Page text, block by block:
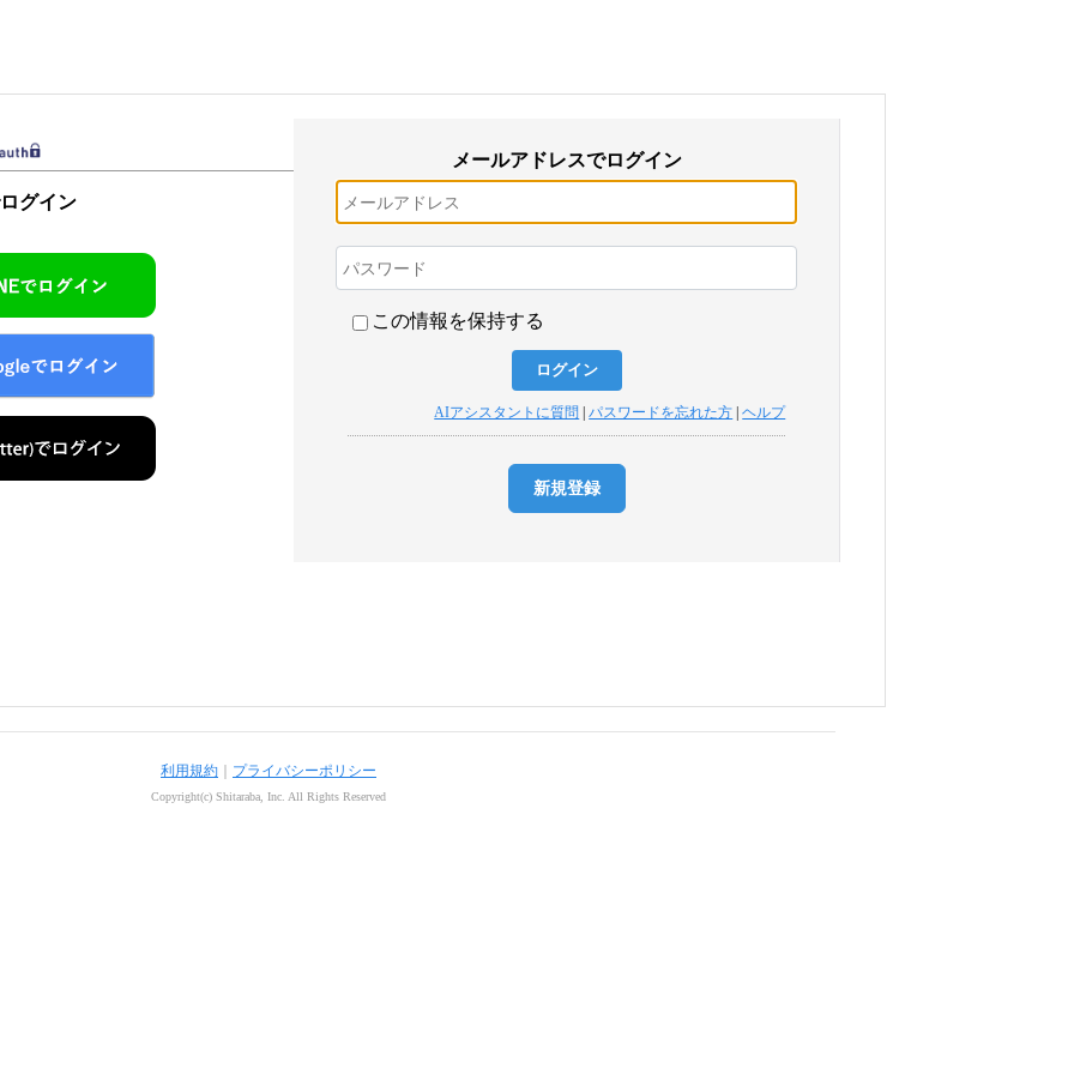
グイン
メールアドレスでログイン
この情報を保持する
AIアシスタントに質問 |パスワードを忘れた方 |ヘルプ
新規登録
利用規約 プライバシーポリシー
Copyright(c) Shitaraba, Inc. All Rights Reserved